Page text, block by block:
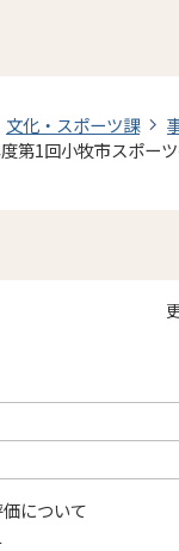
文化・スポーツ課
第1回小牧市スポー
について